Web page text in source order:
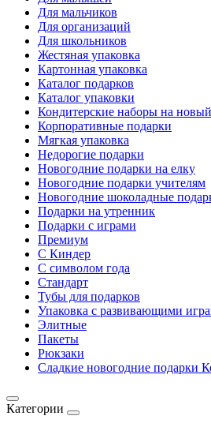
Для мальчиков
Для организаций
Для школьников
Жестяная упаковка
Картонная упаковка
Каталог подарков
Каталог упаковки
Кондитерские наборы на
Корпоративные подарки
Мягкая упаковка
Недорогие подарки
Новогодние подарки на елку
Новогодние подарки учителям
Новогодние шоколадные
Подарки на утренник
Подарки с играми
Премиум
С Киндер
С символом года
Стандарт
Тубы для подарков
Упаковка с развивающими
Элитные
Пакеты
Рюкзаки
Сладкие новогодние подарки
Категории